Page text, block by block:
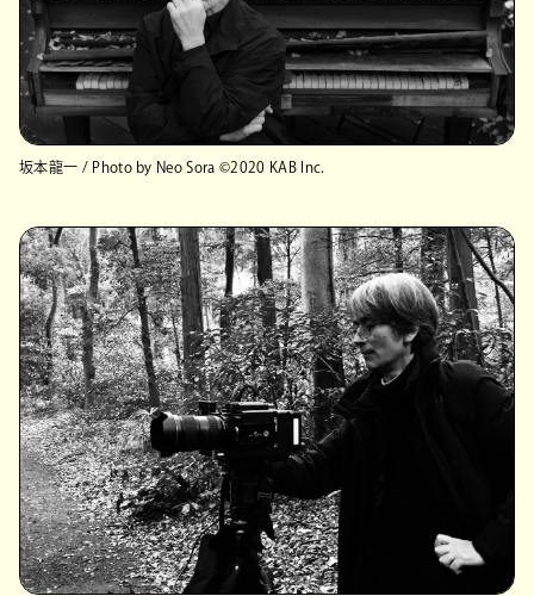
坂本龍一 / Photo by Neo Sora ©︎2020 KAB Inc.